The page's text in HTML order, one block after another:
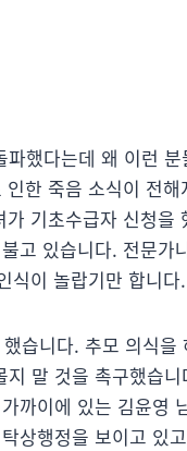
했다는데 왜 이런
한 죽음 소식이 전
기초수급자 신청을
고 있습니다. 전문가
식이 놀랍기만 합니다.
습니다. 추모 의식을
말 것을 촉구했습
까이에 있는 김윤영
상행정을 보이고 있